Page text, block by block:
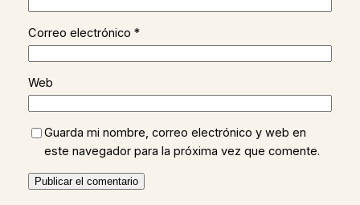
Correo electrónico *
Web
Guarda mi nombre, correo electrónico y web en
este navegador para la próxima vez que comente.